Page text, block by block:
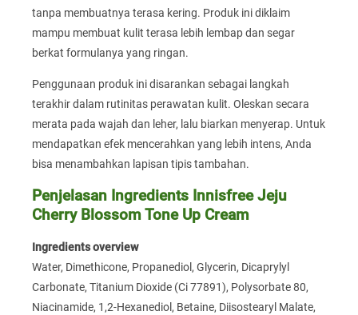
tanpa membuatnya terasa kering. Produk ini diklaim
mampu membuat kulit terasa lebih lembap dan segar
berkat formulanya yang ringan.
Penggunaan produk ini disarankan sebagai langkah
terakhir dalam rutinitas perawatan kulit. Oleskan secara
merata pada wajah dan leher, lalu biarkan menyerap. Untuk
mendapatkan efek mencerahkan yang lebih intens, Anda
bisa menambahkan lapisan tipis tambahan.
Penjelasan Ingredients Innisfree Jeju
Cherry Blossom Tone Up Cream
Ingredients overview
Water, Dimethicone, Propanediol, Glycerin, Dicaprylyl
Carbonate, Titanium Dioxide (Ci 77891), Polysorbate 80,
Niacinamide, 1,2-Hexanediol, Betaine, Diisostearyl Malate,